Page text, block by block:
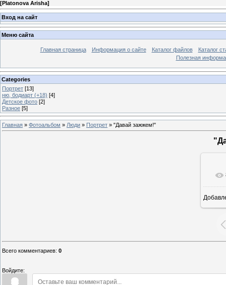
[Platonova Arisha]
Вход на сайт
Меню сайта
Главная страница Информация о сайте Каталог файлов
Каталог
Полезная
Categories
Портрет [13]
ню, бодиарт (+18) [4]
Детское фото [2]
Разное [5]
Главная » Фотоальбом » Люди » Портрет » "Давай зажжем!"
Всего комментариев: 0
Войдите: